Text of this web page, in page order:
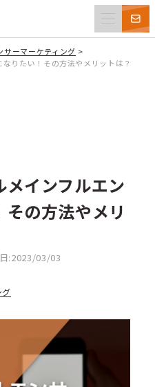
サーマーケティング >
りたい！その方法やメリットは？
メインフルエン
の方法やメリ
:2023/03/03